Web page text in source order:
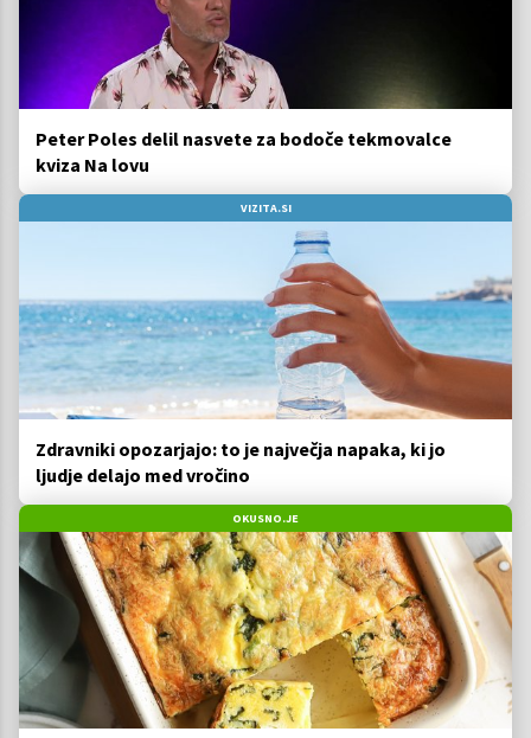
Peter Poles delil nasvete za bodoče tekmovalce
kviza Na lovu
VIZITA.SI
Zdravniki opozarjajo: to je največja napaka, ki jo
ljudje delajo med vročino
OKUSNO.JE